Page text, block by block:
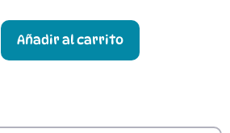
Calzado
Respetuoso
Añadir al carrito